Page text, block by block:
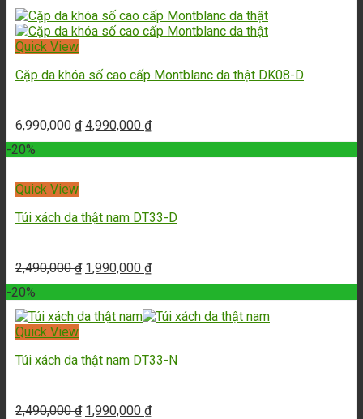
Quick View
Cặp da khóa số cao cấp Montblanc da thật DK08-D
6,990,000₫ 4,990,000 ₫
-20%
Quick View
Túi xách da thật nam DT33-D
2,490,000₫ 1,990,000 ₫
-20%
Quick View
Túi xách da thật nam DT33-N
2,490,000₫ 1,990,000 ₫